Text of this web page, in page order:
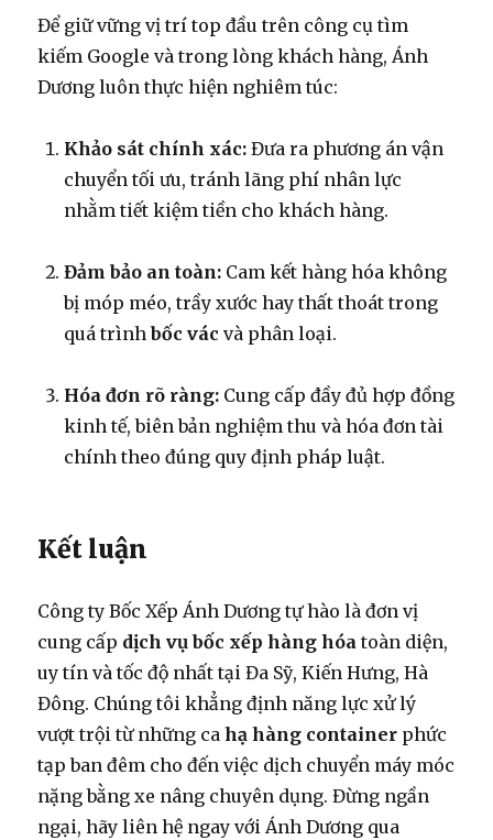
Để giữ vững vị trí top đầu trên công cụ tìm
kiếm Google và trong lòng khách hàng, Ánh
Dương luôn thực hiện nghiêm túc:
Khảo sát chính xác: Đưa ra phương án vận
chuyển tối ưu, tránh lãng phí nhân lực
nhằm tiết kiệm tiền cho khách hàng.
Đảm bảo an toàn: Cam kết hàng hóa không
bị móp méo, trầy xước hay thất thoát trong
quá trìnhbốc vác và phân loại.
Hóa đơn rõ ràng: Cung cấp đầy đủ hợp đồng
kinh tế, biên bản nghiệm thu và hóa đơn tài
chính theo đúng quy định pháp luật.
Kết luận
Công ty Bốc Xếp Ánh Dương tự hào là đơn vị
cung cấp dịch vụ bốc xếp hàng hóa toàn diện,
uy tín và tốc độ nhất tại Đa Sỹ, Kiến Hưng, Hà
Đông. Chúng tôi khẳng định năng lực xử lý
vượt trội từ những cahạ hàng container phức
tạp ban đêm cho đến việc dịch chuyển máy móc
nặng bằng xe nâng chuyên dụng. Đừng ngần
ngại, hãy liên hệ ngay với Ánh Dương qua